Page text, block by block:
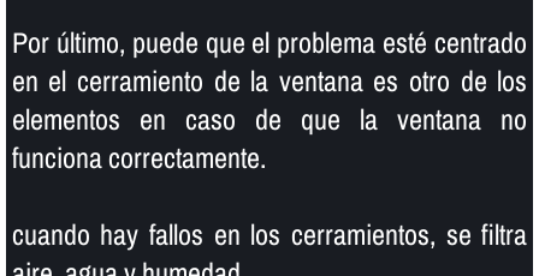
Por último, puede que el problema esté centrado
en el cerramiento de la ventana es otro de los
elementos en caso de que la ventana no
funciona correctamente.
cuando hay fallos en los cerramientos, se filtra